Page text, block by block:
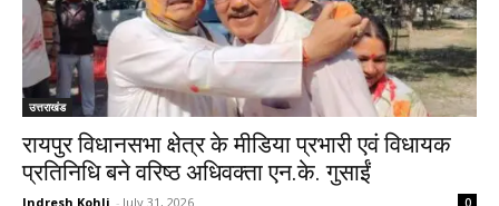
उत्तराखंड
रायपुर विधानसभा क्षेत्र के मीडिया प्रभारी एवं विधायक
प्रतिनिधि बने वरिष्ठ अधिवक्ता एन.के. गुसाईं
Indresh Kohli - July 31, 2026 0